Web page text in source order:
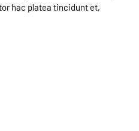
hac platea tincidunt et,